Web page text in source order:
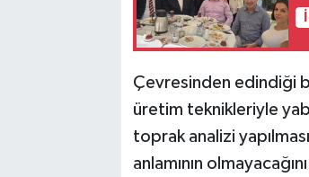
Çevresinden edindiği
üretim teknikleriyle
toprak analizi
anlamının